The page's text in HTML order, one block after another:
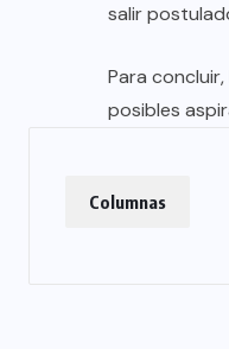
salir
Para
posibles
Columnas